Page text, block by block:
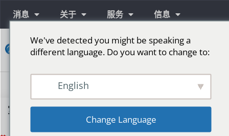
消息 关于 服务 信息
接
触
室内外巨型LED屏幕
We've detected you might be speaking a
different language. Do you want to change to:
English
Change Language